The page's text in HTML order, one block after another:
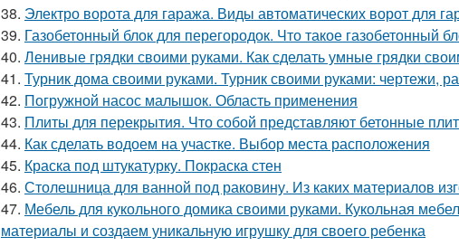
38. Электро ворота для гаража. Виды автоматических ворот для
39. Газобетонный блок для перегородок. Что такое газобетонный
40. Ленивые грядки своими руками. Как сделать умные грядки
41. Турник дома своими руками. Турник своими руками: чертежи,
42. Погружной насос малышок. Область применения
43. Плиты для перекрытия. Что собой представляют бетонные
44. Как сделать водоем на участке. Выбор места расположения
45. Краска под штукатурку. Покраска стен
46. Столешница для ванной под раковину. Из каких материалов
47. Мебель для кукольного домика своими руками. Кукольная
материалы и создаем уникальную игрушку для своего ребенка